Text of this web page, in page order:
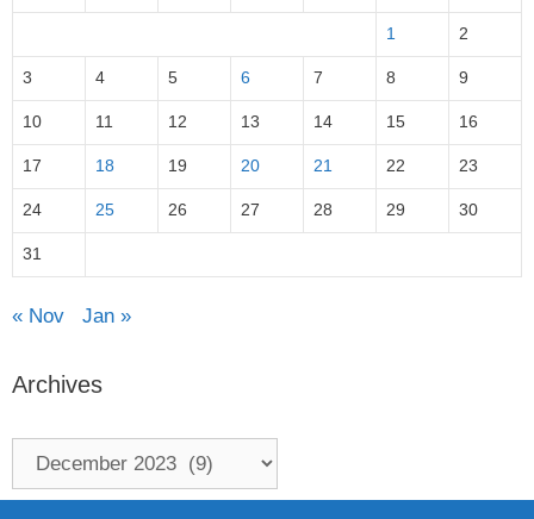
1 2
3 4 5 6 7 8 9
10 11 12 13 14 15 16
17 18 19 20 21 22 23
24 25 26 27 28 29 30
31
« Nov Jan »
Archives